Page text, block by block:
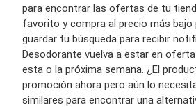
para encontrar las ofertas de tu
favorito y compra al precio más bajo
guardar tu búsqueda para recibir
Desodorante vuelva a estar en
esta o la próxima semana. ¿El
promoción ahora pero aún lo
similares para encontrar una